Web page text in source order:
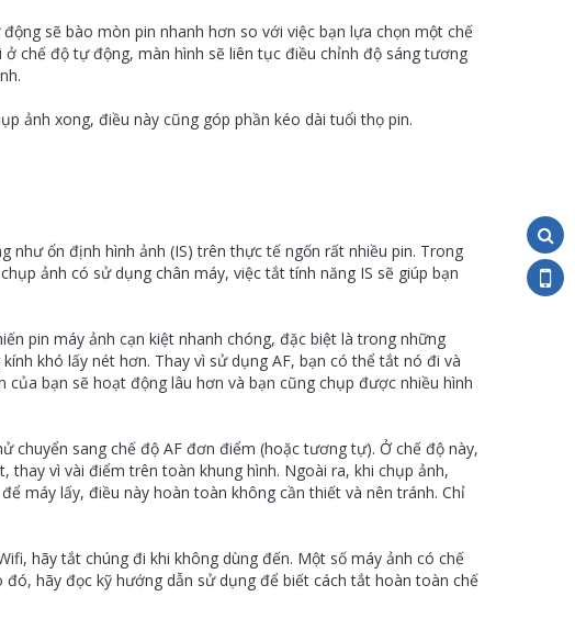
sẽ bào mòn pin nhanh hơn so với việc bạn lựa chọn một chế
chế độ tự động, màn hình sẽ liên tục điều chỉnh độ sáng tương
ảnh xong, điều này cũng góp phần kéo dài tuổi thọ pin.
như ổn định hình ảnh (IS) trên thực tế ngốn rất nhiều pin. Trong
ảnh có sử dụng chân máy, việc tắt tính năng IS sẽ giúp bạn
pin máy ảnh cạn kiệt nhanh chóng, đặc biệt là trong những
khó lấy nét hơn. Thay vì sử dụng AF, bạn có thể tắt nó đi và
của bạn sẽ hoạt động lâu hơn và bạn cũng chụp được nhiều hình
chuyển sang chế độ AF đơn điểm (hoặc tương tự). Ở chế độ này,
vì vài điểm trên toàn khung hình. Ngoài ra, khi chụp ảnh,
máy lấy, điều này hoàn toàn không cần thiết và nên tránh. Chỉ
hãy tắt chúng đi khi không dùng đến. Một số máy ảnh có chế
hãy đọc kỹ hướng dẫn sử dụng để biết cách tắt hoàn toàn chế